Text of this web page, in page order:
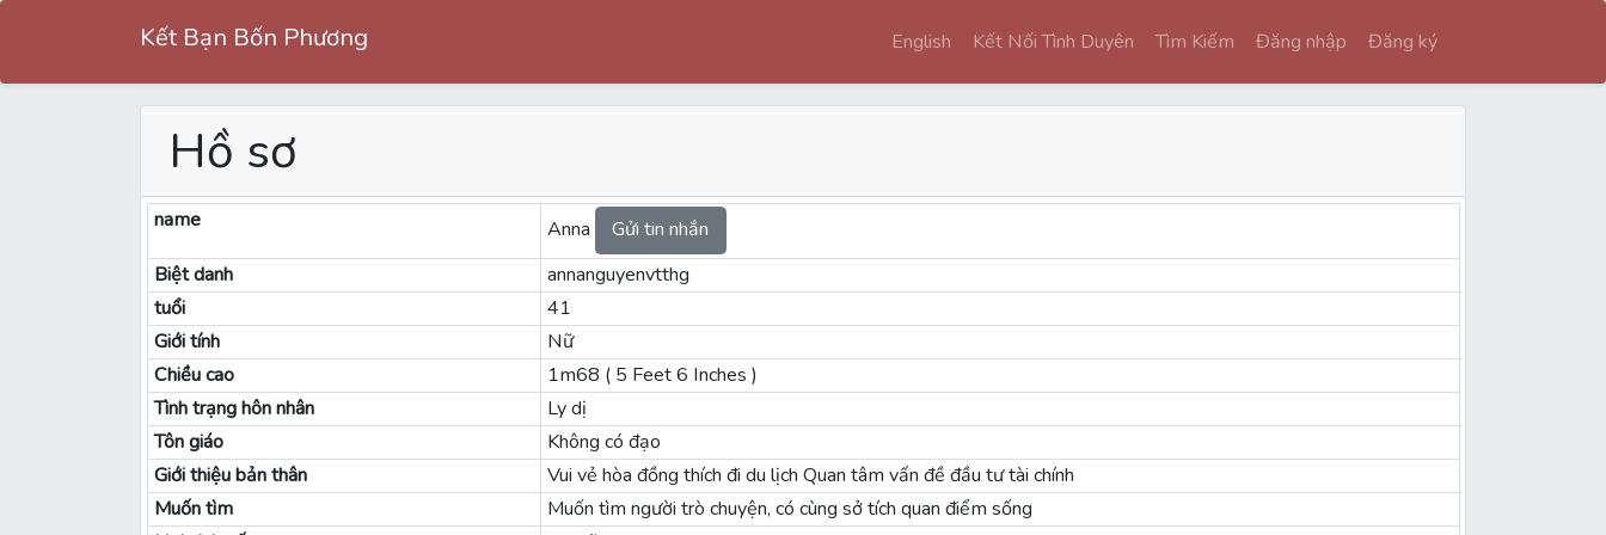
Kết Bạn Bốn Phương English Kết Nối Tình Duyên Tìm Kiếm Đăng nhập Đăng ký
Hồ sơ
name Anna
Gửi tin nhắn
Biệt danh
annanguyenvtthg
tuổi
41
Giới tính
Nữ
Chiều cao
1m68 ( 5 Feet 6 Inches )
Tình trạng hôn nhân
Ly dị
Tôn giáo
Không có đạo
Giới thiệu bản thân
Vui vẻ hòa đồng thích đi du lịch Quan tâm vấn đề đầu tư tài chính
Muốn tìm
Muốn tìm người trò chuyện, có cùng sở tích quan điểm sống